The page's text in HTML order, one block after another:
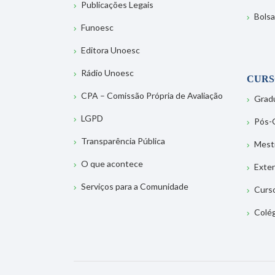
Publicações Legais
Funoesc
Editora Unoesc
Rádio Unoesc
CPA – Comissão Própria de Avaliação
LGPD
Transparência Pública
O que acontece
Serviços para a Comunidade
Pós-